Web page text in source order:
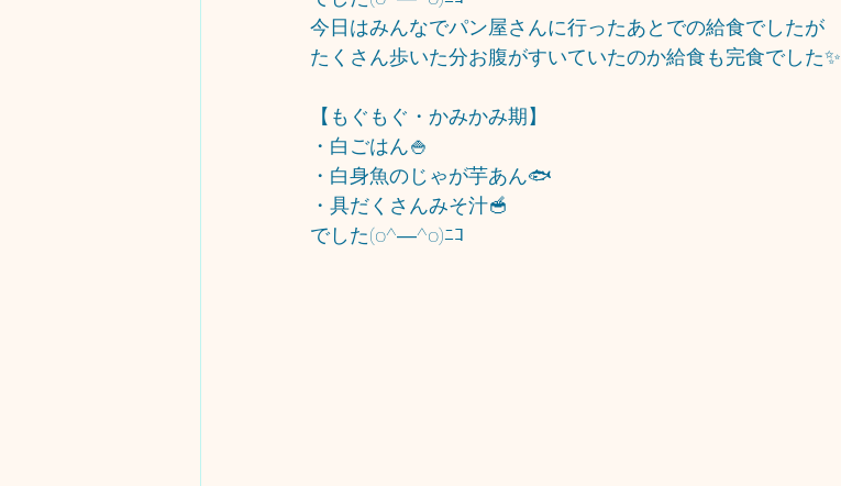
今日はみんなでパン屋さんに行ったあとでの給食でしたが
たくさん歩いた分お腹がすいていたのか給食も完食でした✨
【もぐもぐ・かみかみ期】
・白ごはん🍚
・白身魚のじゃが芋あん🐟
・具だくさんみそ汁🥣
でした(o^―^o)ﾆｺ